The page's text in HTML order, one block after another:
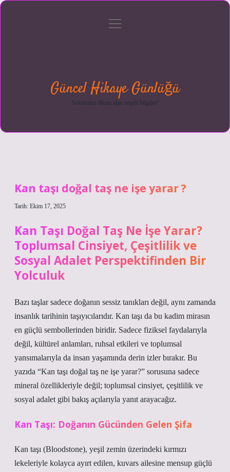
menüyü
Güncel Hikaye Günlüğü
Sektörden ilham alan neşeli bilgiler!
Kan taşı doğal taş ne işe yarar ?
Tarih: Ekim 17, 2025
Kan Taşı Doğal Taş Ne İşe Yarar?
Toplumsal Cinsiyet, Çeşitlilik ve
Sosyal Adalet Perspektifinden Bir
Yolculuk
Bazı taşlar sadece doğanın sessiz tanıkları değil, aynı zamanda
insanlık tarihinin taşıyıcılarıdır. Kan taşı da bu kadim mirasın
en güçlü sembollerinden biridir. Sadece fiziksel faydalarıyla
değil, kültürel anlamları, ruhsal etkileri ve toplumsal
yansımalarıyla da insan yaşamında derin izler bırakır. Bu
yazıda “Kan taşı doğal taş ne işe yarar?” sorusuna sadece
mineral özellikleriyle değil; toplumsal cinsiyet, çeşitlilik ve
sosyal adalet gibi bakış açılarıyla yanıt arayacağız.
Kan Taşı: Doğanın Gücünden Gelen Şifa
Kan taşı (Bloodstone), yeşil zemin üzerindeki kırmızı
lekeleriyle kolayca ayırt edilen, kuvars ailesine mensup güçlü